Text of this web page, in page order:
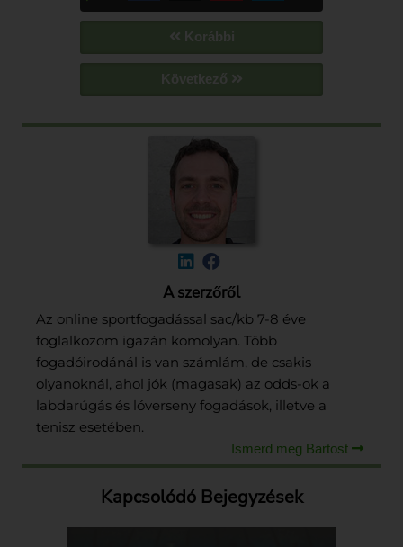
Korábbi
Következő
A szerzőről
Az online sportfogadással sac/kb 7-8 éve
foglalkozom igazán komolyan. Több
fogadóirodánál is van számlám, de csakis
olyanoknál, ahol jók (magasak) az odds-ok a
labdarúgás és lóverseny fogadások, illetve a
tenisz esetében.
Ismerd meg Bartost
Kapcsolódó Bejegyzések